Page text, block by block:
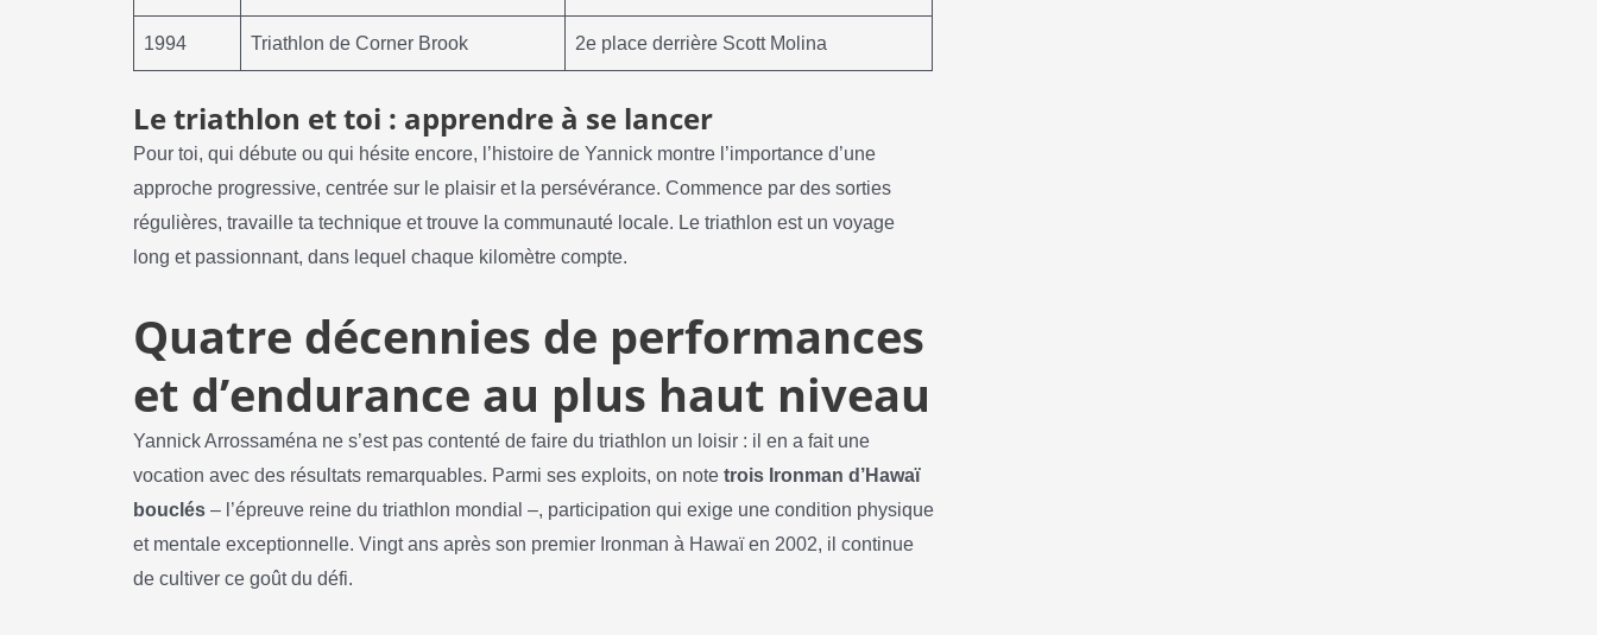
1994 Triathlon de Corner Brook 2e place derrière Scott Molina
Le triathlon et toi : apprendre à se lancer
Pour toi, qui débute ou qui hésite encore, l’histoire de Yannick montre l’importance d’une
approche progressive, centrée sur le plaisir et la persévérance. Commence par des sorties
régulières, travaille ta technique et trouve la communauté locale. Le triathlon est un voyage
long et passionnant, dans lequel chaque kilomètre compte.
Quatre décennies de performances
et d’endurance au plus haut niveau
Yannick Arrossaména ne s’est pas contenté de faire du triathlon un loisir : il en a fait une
vocation avec des résultats remarquables. Parmi ses exploits, on note trois Ironman d’Hawaï
bouclés – l’épreuve reine du triathlon mondial –, participation qui exige une condition physique
et mentale exceptionnelle. Vingt ans après son premier Ironman à Hawaï en 2002, il continue
de cultiver ce goût du défi.